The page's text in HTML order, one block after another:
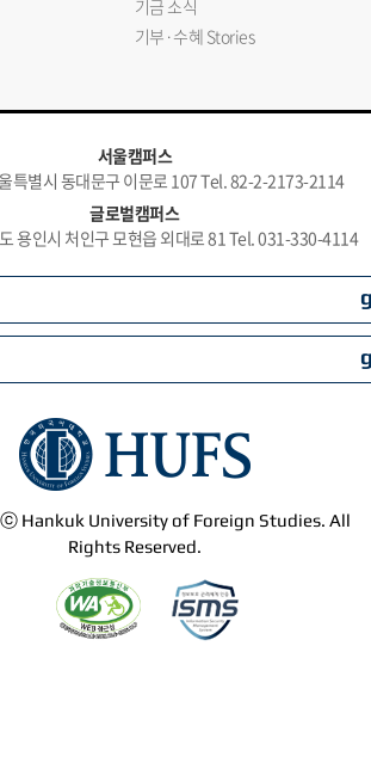
기금 소식
기부·수혜 Stories
서울캠퍼스
특별시 동대문구 이문로 107 Tel. 82-2-2173-2114
글로벌캠퍼스
용인시 처인구 모현읍 외대로 81 Tel. 031-330-4114
Hankuk University of Foreign Studies. All
Rights Reserved.